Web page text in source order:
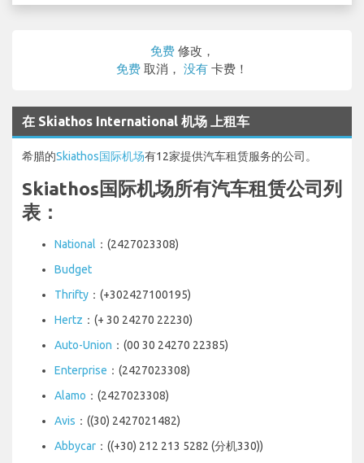
免费 修改，
免费 取消， 没有 卡费！
在 Skiathos International 机场 上租车
希腊的Skiathos国际机场有12家提供汽车租赁服务的公司。
Skiathos国际机场所有汽车租赁公司列
表：
National ：(2427023308)
Budget
Thrifty ：(+302427100195)
Hertz ：(+ 30 24270 22230)
Auto-Union ：(00 30 24270 22385)
Enterprise ：(2427023308)
Alamo ：(2427023308)
Avis ：((30) 2427021482)
Abbycar ：((+30) 212 213 5282 (分机330))